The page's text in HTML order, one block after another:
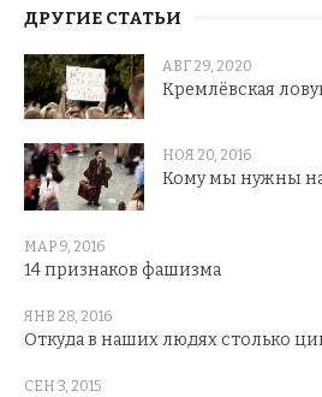
ДРУГИЕ СТАТЬИ
АВГ 29, 2020
Кремлёвская
НОЯ 20, 2016
Кому мы нужны на
МАР 9, 2016
14 признаков фашизма
ЯНВ 28, 2016
Откуда в наших людях столько
СЕН 3, 2015